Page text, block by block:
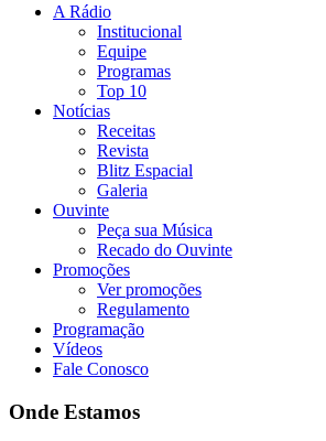
A Rádio
Institucional
Equipe
Programas
Top 10
Notícias
Receitas
Revista
Blitz Espacial
Galeria
Ouvinte
Peça sua Música
Recado do Ouvinte
Promoções
Ver promoções
Regulamento
Programação
Vídeos
Fale Conosco
Onde Estamos